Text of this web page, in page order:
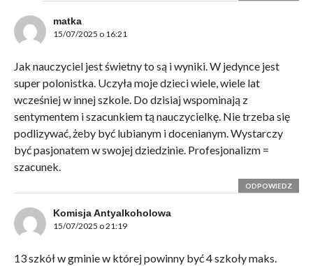
matka
15/07/2025 o 16:21
Jak nauczyciel jest świetny to są i wyniki. W jedynce jest
super polonistka. Uczyła moje dzieci wiele, wiele lat
wcześniej w innej szkole. Do dzisiaj wspominają z
sentymentem i szacunkiem tą nauczycielkę. Nie trzeba się
podlizywać, żeby być lubianym i docenianym. Wystarczy
być pasjonatem w swojej dziedzinie. Profesjonalizm =
szacunek.
ODPOWIEDZ
Komisja Antyalkoholowa
15/07/2025 o 21:19
13 szkół w gminie w której powinny być 4 szkoły maks.